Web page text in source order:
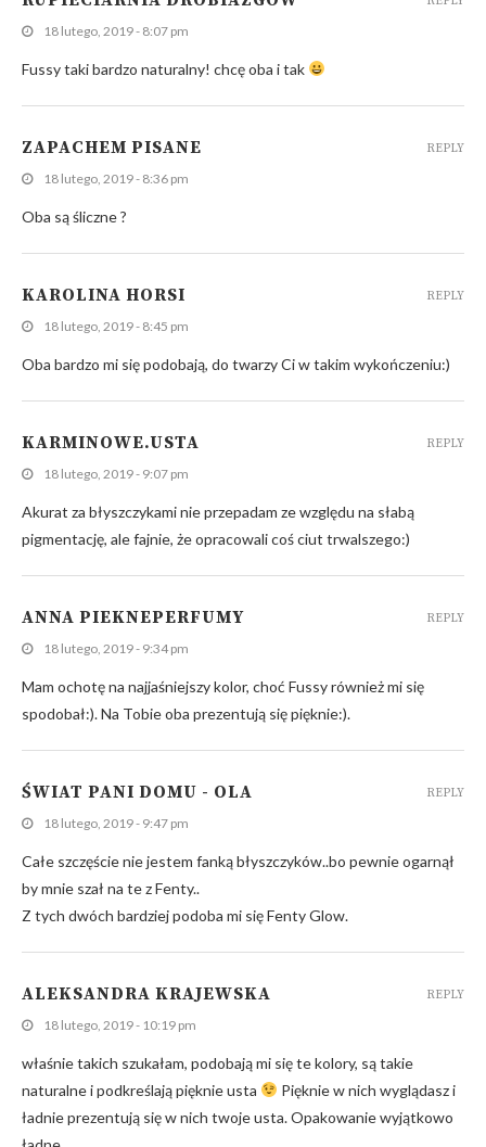
18 lutego, 2019 - 8:07 pm
Fussy taki bardzo naturalny! chcę oba i tak
ZAPACHEM PISANE
18 lutego, 2019 - 8:36 pm
Oba są śliczne ?
REPLY
KAROLINA HORSI
18 lutego, 2019 - 8:45 pm
Oba bardzo mi się podobają, do twarzy Ci w takim wykończeniu:)
REPLY
KARMINOWE.USTA
18 lutego, 2019 - 9:07 pm
Akurat za błyszczykami nie przepadam ze względu na słabą
pigmentację, ale fajnie, że opracowali coś ciut trwalszego:)
REPLY
ANNA PIEKNEPERFUMY
18 lutego, 2019 - 9:34 pm
Mam ochotę na najjaśniejszy kolor, choć Fussy również mi się
spodobał:). Na Tobie oba prezentują się pięknie:).
REPLY
ŚWIAT PANI DOMU - OLA
18 lutego, 2019 - 9:47 pm
Całe szczęście nie jestem fanką błyszczyków..bo pewnie ogarnął
by mnie szał na te z Fenty..
Z tych dwóch bardziej podoba mi się Fenty Glow.
REPLY
ALEKSANDRA KRAJEWSKA
18 lutego, 2019 - 10:19 pm
właśnie takich szukałam, podobają mi się te kolory, są takie
naturalne i podkreślają pięknie usta
Pięknie w nich wyglądasz i
ładnie prezentują się w nich twoje usta. Opakowanie wyjątkowo
REPLY